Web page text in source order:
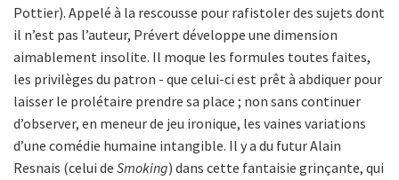
Pottier). Appelé à la rescousse pour rafistoler des sujets dont
il n’est pas l’auteur, Prévert développe une dimension
aimablement insolite. Il moque les formules toutes faites,
les privilèges du patron - que celui-ci est prêt à abdiquer pour
laisser le prolétaire prendre sa place ; non sans continuer
d’observer, en meneur de jeu ironique, les vaines variations
d’une comédie humaine intangible. Il y a du futur Alain
Resnais (celui de Smoking) dans cette fantaisie grinçante, qui